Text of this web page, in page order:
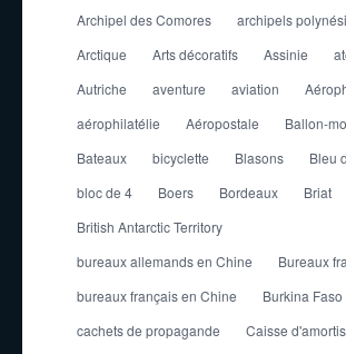
Archipel des Comores
archipels
Arctique
Arts décoratifs Assinie
Autriche
aventure aviation
aérophilatélie
Aéropostale
Ballon-
Bateaux
bicyclette Blasons
Bleu
bloc de 4
Boers Bordeaux
Briat
British Antarctic Territory
bureaux allemands en Chine
Bureaux
bureaux français en Chine
Burkina Faso
cachets de propagande
Caisse